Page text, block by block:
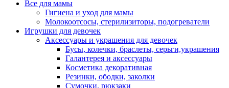
Все для мамы
Гигиена и уход для мамы
Молокоотсосы, стерилизиторы, подогреватели
Игрушки для девочек
Аксессуары и украшения для девочек
Бусы, колечки, браслеты, серьги,украшения
Галантерея и аксессуары
Косметика декоративная
Резинки, ободки, заколки
Сумочки, рюкзаки